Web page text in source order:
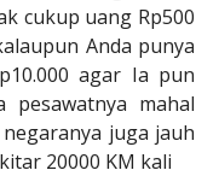
cukup uang Rp500
Anda punya
agar Ia pun
mahal
juga jauh
20000 KM kali